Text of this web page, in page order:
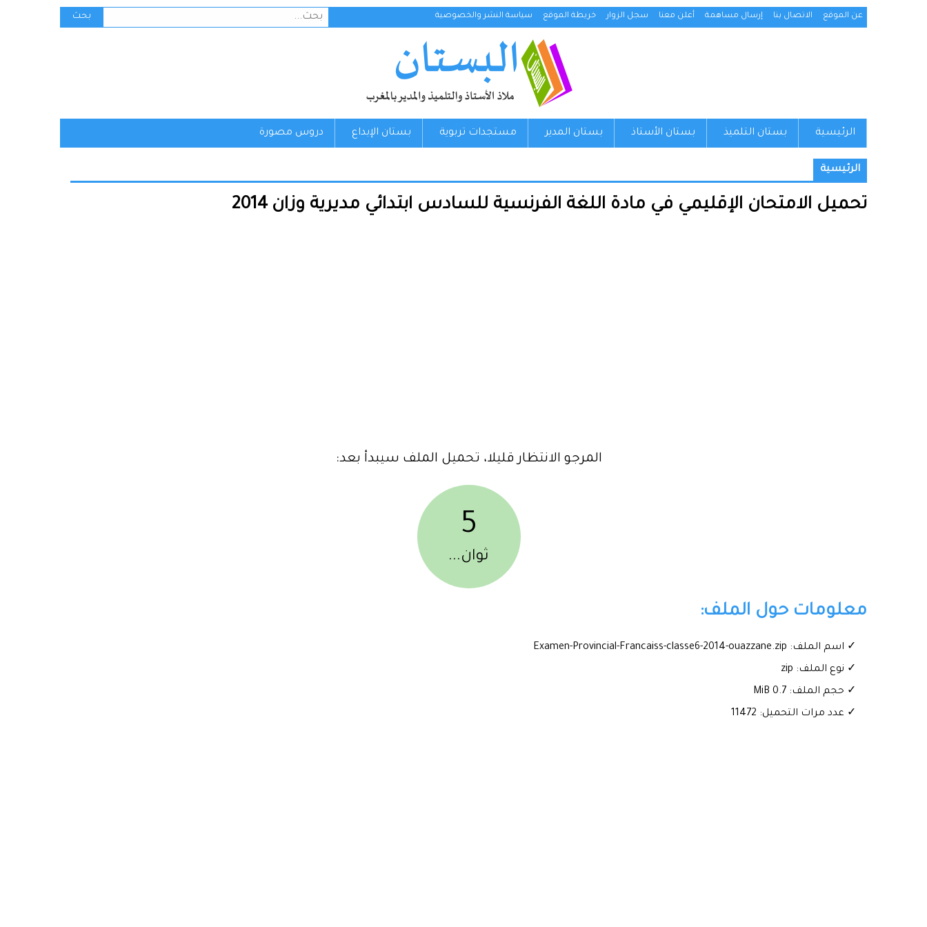
عن الموقع الاتصال بنا إرسال مساهمة أعلن معنا سجل الزوار خريطة الموقع سياسة النشر والخصوصية
البحث
عن:
بحث
الرئيسية بستان التلميذ بستان الأستاذ بستان المدير مستجدات تربوية بستان الإبداع دروس مصورة
الرئيسية
تحميل الامتحان الإقليمي في مادة اللغة الفرنسية للسادس ابتدائي مديرية وزان 2014
المرجو الانتظار قليلا، تحميل الملف سيبدأ بعد:
5
ثوان...
معلومات حول الملف:
✓ اسم الملف: Examen-Provincial-Francaiss-classe6-2014-ouazzane.zip
✓ نوع الملف: zip
✓ حجم الملف: 0.7 MiB
✓ عدد مرات التحميل: 11472